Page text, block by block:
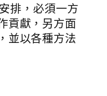
排，必須一方
貢獻，另方面
並以各種方法